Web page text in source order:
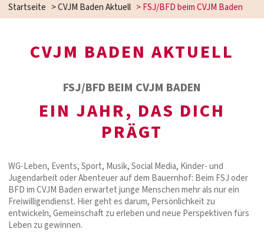
Startseite >CVJM Baden Aktuell >FSJ/BFD beim CVJM Baden
CVJM BADEN AKTUELL
FSJ/BFD BEIM CVJM BADEN
EIN JAHR, DAS DICH
PRÄGT
WG-Leben, Events, Sport, Musik, Social Media, Kinder- und
Jugendarbeit oder Abenteuer auf dem Bauernhof: Beim FSJ oder
BFD im CVJM Baden erwartet junge Menschen mehr als nur ein
Freiwilligendienst. Hier geht es darum, Persönlichkeit zu
entwickeln, Gemeinschaft zu erleben und neue Perspektiven fürs
Leben zu gewinnen.